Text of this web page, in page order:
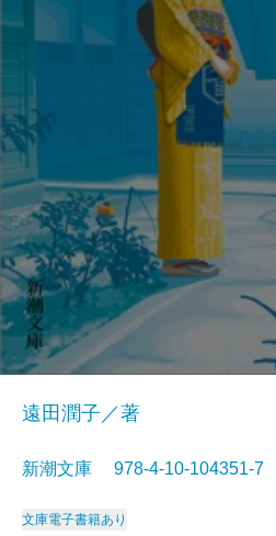
遠田潤子／著
新潮文庫 978-4-10-104351-
文庫電子書籍あり